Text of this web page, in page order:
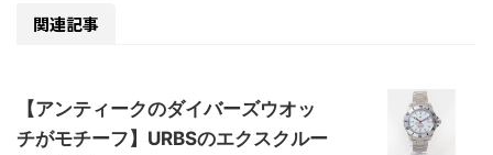
関連記事
【アンティークのダイバーズウオッ
チがモチーフ】URBSのエクスクルー